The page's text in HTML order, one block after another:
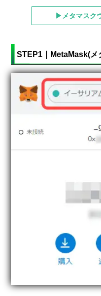
▶メタマスク
STEP1｜MetaMask(メ